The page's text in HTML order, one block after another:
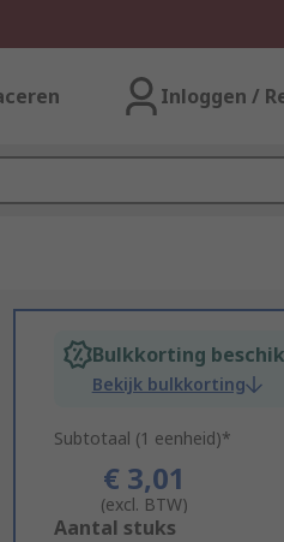
Inloggen /
Bulkkorting
Bekijk bulkkorting
Subtotaal (1 eenheid)*
€ 3,01
(excl. BTW)
Add
Aantal stuks